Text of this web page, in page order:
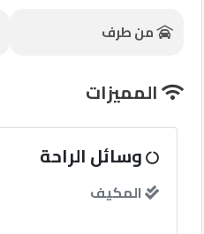
نمبر
كيو
كارز
كيو
ماركت
من طرف
المميزات
وسائل الراحة
المكيف